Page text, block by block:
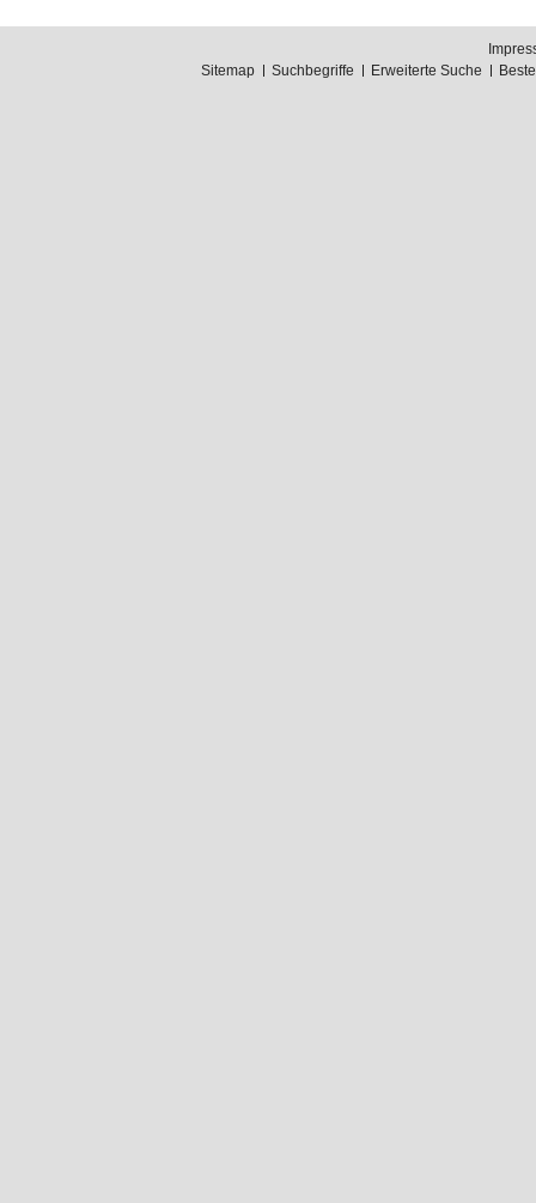
Sitemap
Suchbegriffe Erweiterte Suche